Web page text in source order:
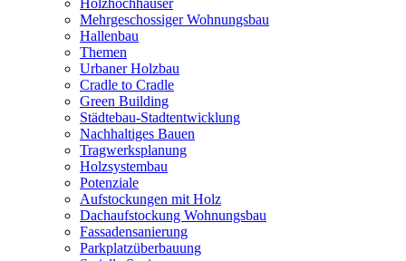
Holzhochhäuser
Mehrgeschossiger Wohnungsbau
Hallenbau
Themen
Urbaner Holzbau
Cradle to Cradle
Green Building
Städtebau-Stadtentwicklung
Nachhaltiges Bauen
Tragwerksplanung
Holzsystembau
Potenziale
Aufstockungen mit Holz
Dachaufstockung Wohnungsbau
Fassadensanierung
Parkplatzüberbauung